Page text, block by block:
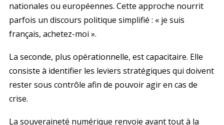
nationales ou européennes. Cette approche nourrit
parfois un discours politique simplifié : « je suis
français, achetez-moi ».
La seconde, plus opérationnelle, est capacitaire. Elle
consiste à identifier les leviers stratégiques qui doivent
rester sous contrôle afin de pouvoir agir en cas de
crise.
La souveraineté numérique renvoie avant tout à la